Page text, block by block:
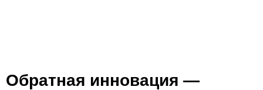
Обратная инновация —